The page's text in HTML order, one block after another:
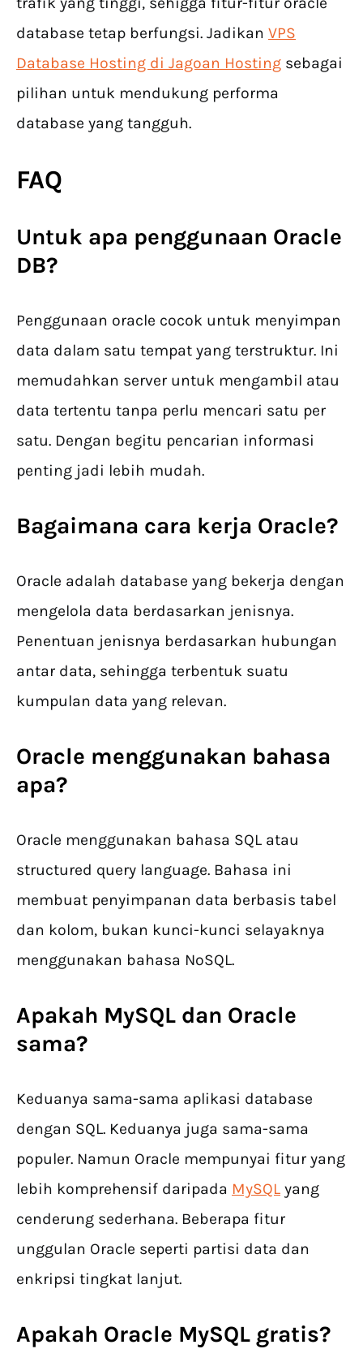
database tetap berfungsi. Jadikan VPS
Database Hosting di Jagoan Hosting sebagai
pilihan untuk mendukung performa
database yang tangguh.
FAQ
Untuk apa penggunaan Oracle
DB?
Penggunaan oracle cocok untuk menyimpan
data dalam satu tempat yang terstruktur. Ini
memudahkan server untuk mengambil atau
data tertentu tanpa perlu mencari satu per
satu. Dengan begitu pencarian informasi
penting jadi lebih mudah.
Bagaimana cara kerja Oracle?
Oracle adalah database yang bekerja dengan
mengelola data berdasarkan jenisnya.
Penentuan jenisnya berdasarkan hubungan
antar data, sehingga terbentuk suatu
kumpulan data yang relevan.
Oracle menggunakan bahasa
apa?
Oracle menggunakan bahasa SQL atau
structured query language. Bahasa ini
membuat penyimpanan data berbasis tabel
dan kolom, bukan kunci-kunci selayaknya
menggunakan bahasa NoSQL.
Apakah MySQL dan Oracle
sama?
Keduanya sama-sama aplikasi database
dengan SQL. Keduanya juga sama-sama
populer. Namun Oracle mempunyai fitur yang
lebih komprehensif daripada MySQL yang
cenderung sederhana. Beberapa fitur
unggulan Oracle seperti partisi data dan
enkripsi tingkat lanjut.
Apakah Oracle MySQL gratis?